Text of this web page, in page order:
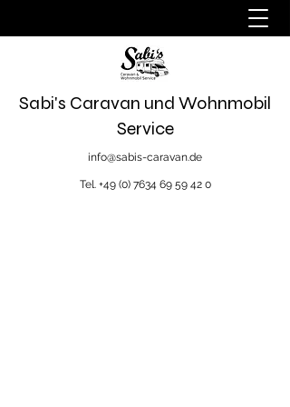
Sabi's Caravan und Wohnmobil
Service
info@sabis-caravan.de
Tel. +49 (0) 7634 69 59 42 0